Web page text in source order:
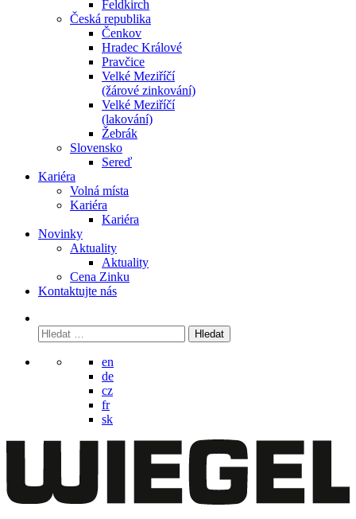
Feldkirch
Česká republika
Čenkov
Hradec Králové
Pravčice
Velké Meziříčí
(žárové zinkování)
Velké Meziříčí
(lakování)
Žebrák
Slovensko
Sereď
Kariéra
Volná místa
Kariéra
Kariéra
Novinky
Aktuality
Aktuality
Cena Zinku
Kontaktujte nás
Vyhledávání
en
de
cz
fr
sk